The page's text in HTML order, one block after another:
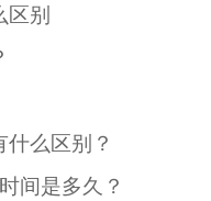
区别
么区别？
间是多久？